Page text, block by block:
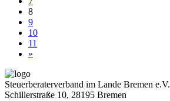
8
9
10
11
»
Steuerberaterverband im Lande Bremen e.V.
Schillerstraße 10, 28195 Bremen